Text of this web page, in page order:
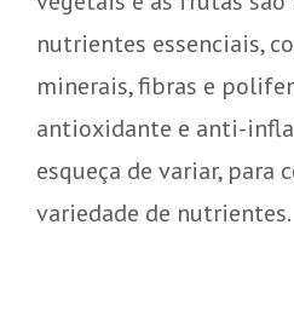
nutrientes essenciais,
minerais, fibras e
antioxidante e anti-
esqueça de variar, para
variedade de nutrientes.